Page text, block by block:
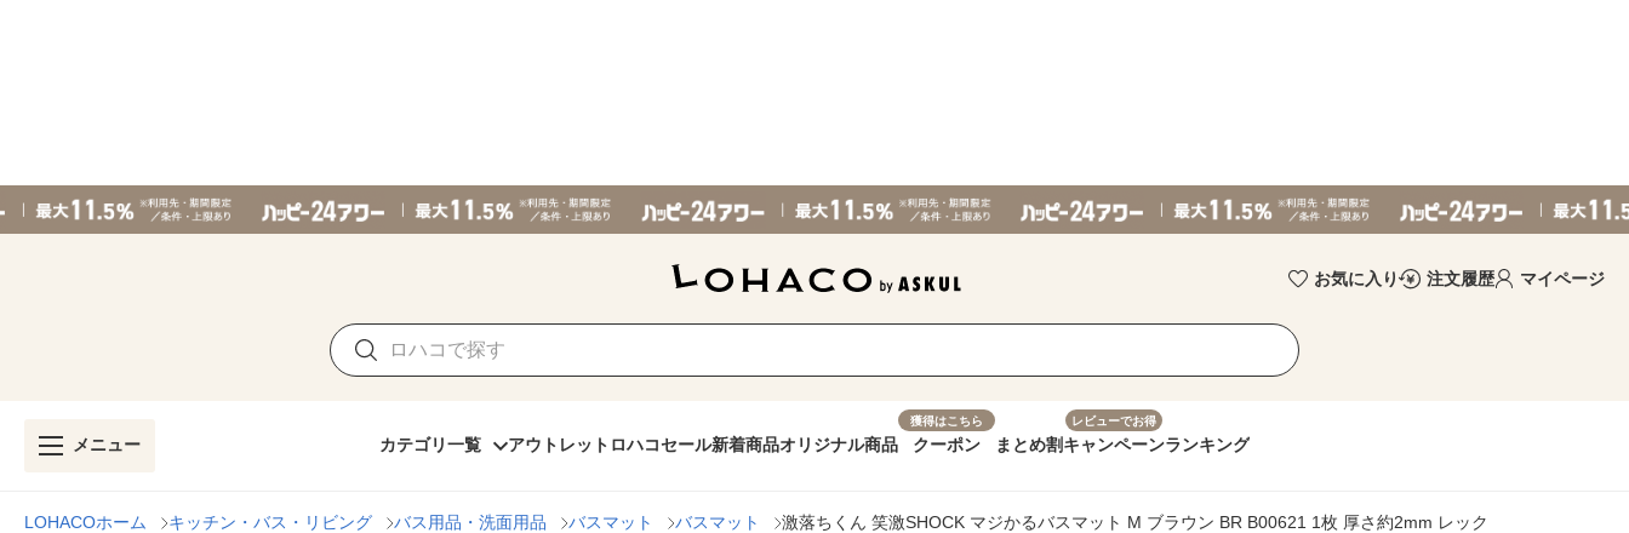
お気に入り 注文履歴 マイページ
メニュー カテゴリ一覧 アウトレット ロハコセール新着商品オリジナル商品
獲得はこちら
クーポン まとめ割
レビューでお得
キャンペーンランキング
LOHACOホーム キッチン・バス・リビング バス用品・洗面用品 バスマット バスマット 激落ちくん 笑激SHOCK マジかるバスマット M ブラウン BR B00621 1枚 厚さ約2mm レック